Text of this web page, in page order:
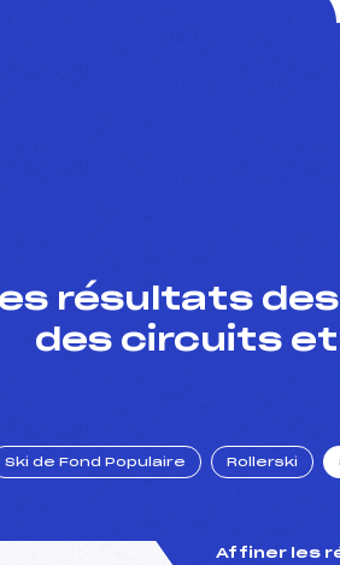
résultats
des circuits
Ski de Fond Populaire Rollerski
Affiner les